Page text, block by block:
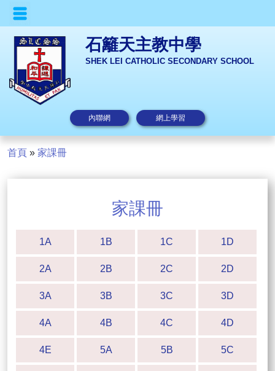
石籬天主教中學
SHEK LEI CATHOLIC SECONDARY SCHOOL
內聯網 網上學習
首頁 » 家課冊
家課冊
1A 1B 1C 1D
2A 2B 2C 2D
3A 3B 3C 3D
4A 4B 4C 4D
4E 5A 5B 5C